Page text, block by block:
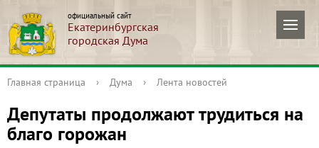
официальный сайт
Екатеринбургская
городская Дума
Главная страница › Дума › Лента новостей
Депутаты продолжают трудиться на
благо горожан